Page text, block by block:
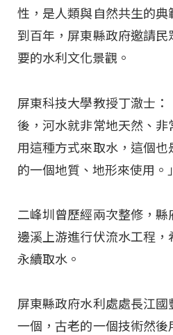
性，是人類與自然共生的
到百年，屏東縣政府邀請
要的水利文化景觀。
屏東科技大學教授丁澈士
後，河水就非常地天然、
用這種方式來取水，這個
的一個地質、地形來使用。」
二峰圳曾歷經兩次整修，
邊溪上游進行伏流水工程
永續取水。
屏東縣政府水利處處長江
一個，古老的一個技術然後